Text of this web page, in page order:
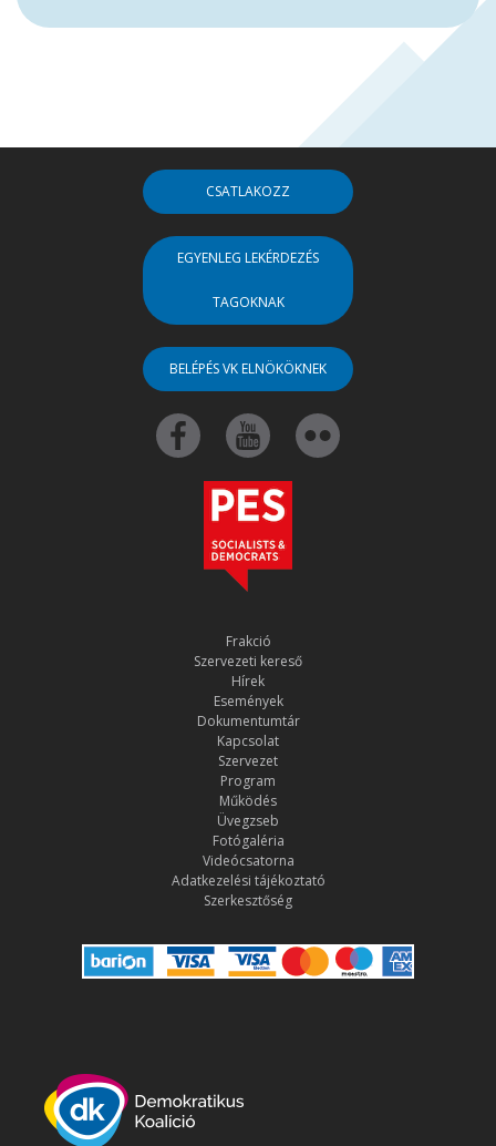
CSATLAKOZZ
EGYENLEG LEKÉRDEZÉS
TAGOKNAK
BELÉPÉS VK ELNÖKÖKNEK
Frakció
Szervezeti kereső
Hírek
Események
Dokumentumtár
Kapcsolat
Szervezet
Program
Működés
Üvegzseb
Fotógaléria
Videócsatorna
Adatkezelési tájékoztató
Szerkesztőség